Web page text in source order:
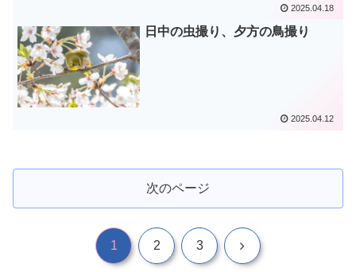
2025.04.18
日中の虫撮り、夕方の鳥撮り
2025.04.12
次のページ
1 2 3 次